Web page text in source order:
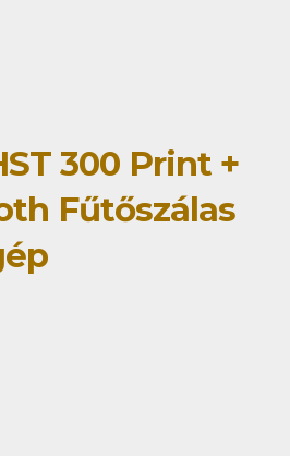
300 Print +
Fűtőszálas